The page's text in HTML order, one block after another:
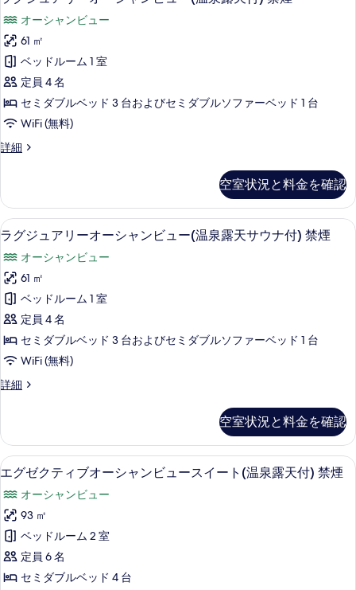
示
す
る
名
禁
煙
の
す
べ
て
真
を
表
示
す
る
4
禁
煙
の
詳
細
ツ
イ
ン
(温
泉
露
天
ナ
付)
禁
煙
の
す
べ
て
写
を
表
示
す
る
ャ
ン
ビ
ュ
ー
ツ
イ
ン
(温
泉
サ
ウ
ナ
付)
禁
の
詳
細
ジ
ュ
ア
リ
ー
ー
ャ
ン
ビ
ュ
ー
(温
泉
露
天
付)
の
す
べ
て
の
写
真
オーシャンビュー
61 ㎡
ベッドルーム 1 室
定員 4 名
セミダブルベッド 3 台およびセミダブルソファーベッド 1 台
WiFi (無料)
詳細
ラ
ア
リ
ー
ー
シ
ャ
ン
ビ
ュ
ー
(温
泉
露
禁
煙
の
詳
細
空室状況と料金を確認
ラ
ジ
ュ
ア
リ
ー
ー
ャ
ン
ビ
ュ
ー
(温
泉
露
ラグジュアリーオーシャンビュー(温
47
ラグジュアリーオーシャンビュー(温泉露天サウナ付) 禁煙
オーシャンビュー
61 ㎡
ベッドルーム 1 室
定員 4 名
セミダブルベッド 3 台およびセミダブルソファーベッド 1 台
WiFi (無料)
詳細
ラ
ア
リ
ー
ー
シ
ャ
ン
ビ
ュ
ー
空室状況と料金を確認
エ
ゼ
ク
テ
ィ
エグゼクティブオーシャンビュース
39
エグゼクティブオーシャンビュースイート(温泉露天付) 禁煙
オーシャンビュー
93 ㎡
ベッドルーム 2 室
定員 6 名
セミダブルベッド 4 台